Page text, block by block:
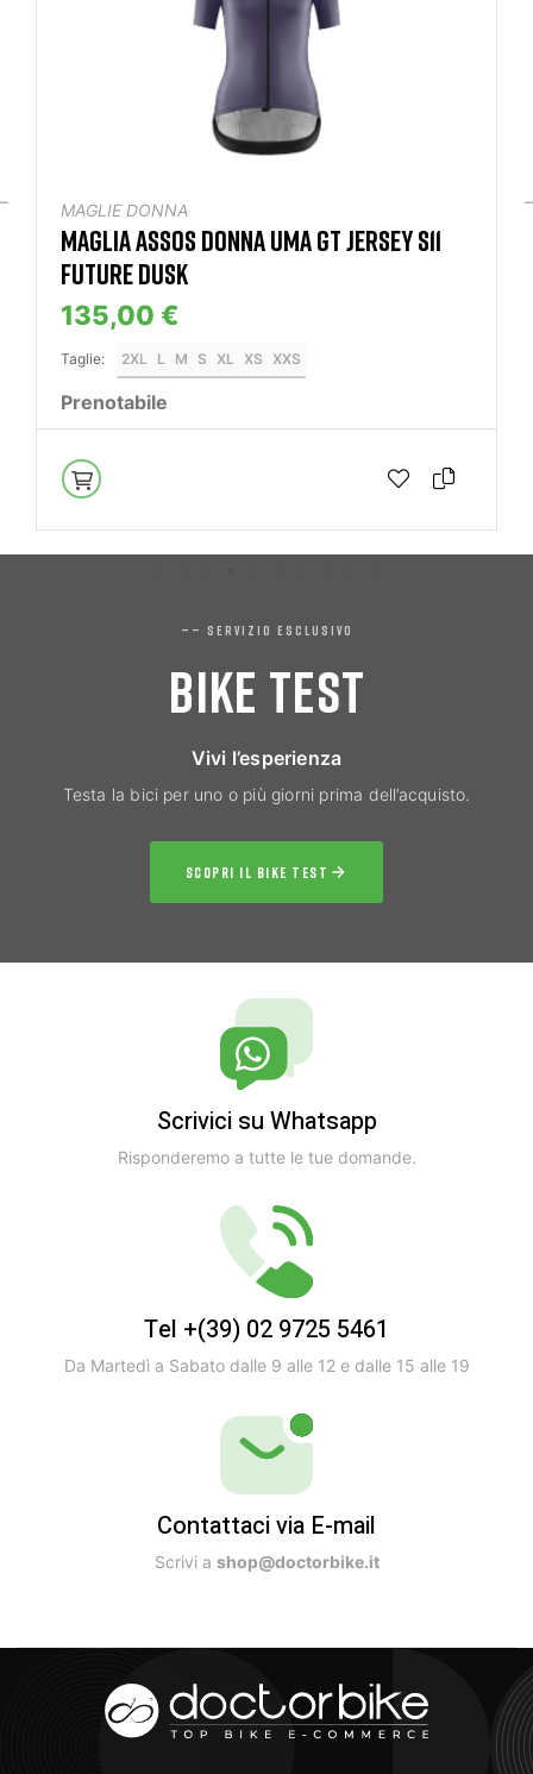
MAGLIE DONNA
MAGLIA ASSOS DONNA UMA GT JERSEY S11
FUTURE DUSK
135,00 €
Taglie: 2XL L M S XL XS XXS
Prenotabile
—— SERVIZIO ESCLUSIVO
BIKE TEST
Vivi l’esperienza
Testa la bici per uno o più giorni prima dell’acquisto.
SCOPRI IL BIKE TEST
Scrivici su Whatsapp
Risponderemo a tutte le tue domande.
Tel +(39) 02 9725 5461
Da Martedì a Sabato dalle 9 alle 12 e dalle 15 alle 19
Contattaci via E-mail
Scrivi a shop@doctorbike.it